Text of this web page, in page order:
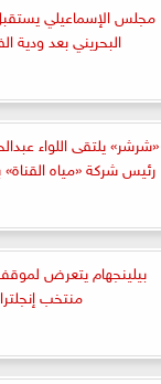
مجلس الإسماعيلي
البحريني بعد ودية
«شرشر» يلتقى اللواء
رئيس شركة «مياه القناة»
بيلينجهام يتعرض
منتخب إنجلترا